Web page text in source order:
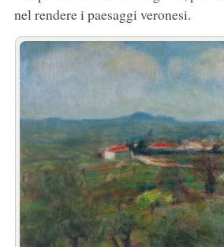
nel rendere i paesaggi veronesi.